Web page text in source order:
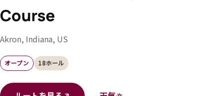
Course
Akron, Indiana, US
オープン 18ホール